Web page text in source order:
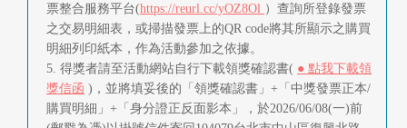
票整合服務平台(https://reurl.cc/yOZ8Ol ）查詢所登錄發票
之交易明細表，或掃描發票上的QR code將其所顯示之購買
明細列印紙本，作為活動參加之依據。
5. 得獎者請至活動網站自行下載領獎確認書( ● 點我下載領
獎信函 )，並將填妥後的「領獎確認書」+「中獎發票正本/
購買明細」+「身分證正反面影本」，於2026/06/08(一)前